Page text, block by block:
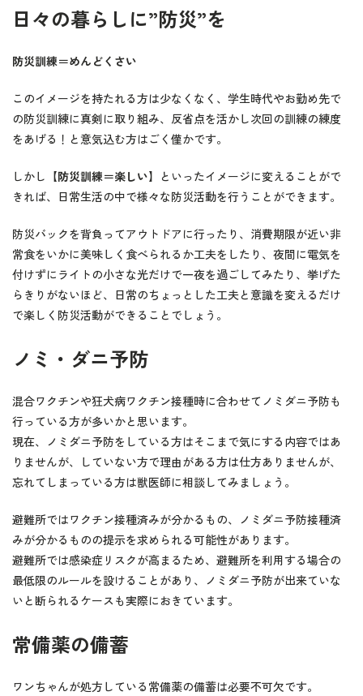
日々の暮らしに”防災”を
防災訓練＝めんどくさい
このイメージを持たれる方は少なくなく、学生時代やお勤め先で
の防災訓練に真剣に取り組み、反省点を活かし次回の訓練の練度
をあげる！と意気込む方はごく僅かです。
しかし 【防災訓練＝楽しい】 といったイメージに変えることがで
きれば、日常生活の中で様々な防災活動を行うことができます。
防災バックを背負ってアウトドアに行ったり、消費期限が近い非
常食をいかに美味しく食べられるか工夫をしたり、夜間に電気を
付けずにライトの小さな光だけで一夜を過ごしてみたり、挙げた
らきりがないほど、日常のちょっとした工夫と意識を変えるだけ
で楽しく防災活動ができることでしょう。
ノミ・ダニ予防
混合ワクチンや狂犬病ワクチン接種時に合わせてノミダニ予防も
行っている方が多いかと思います。
現在、ノミダニ予防をしている方はそこまで気にする内容ではあ
りませんが、していない方で理由がある方は仕方ありませんが、
忘れてしまっている方は獣医師に相談してみましょう。
避難所ではワクチン接種済みが分かるもの、ノミダニ予防接種済
みが分かるものの提示を求められる可能性があります。
避難所では感染症リスクが高まるため、避難所を利用する場合の
最低限のルールを設けることがあり、ノミダニ予防が出来ていな
いと断られるケースも実際におきています。
常備薬の備蓄
ワンちゃんが処方している常備薬の備蓄は必要不可欠です。